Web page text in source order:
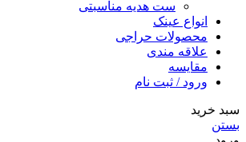
ست هدیه مناسبتی
انواع عینک
محصولات حراجی
علاقه مندی
مقایسه
ورود / ثبت نام
سبد خرید
بستن